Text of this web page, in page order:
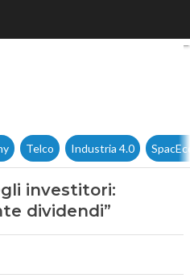
pressing degli
Telco Industria 4.0
investitori:
dividendi”